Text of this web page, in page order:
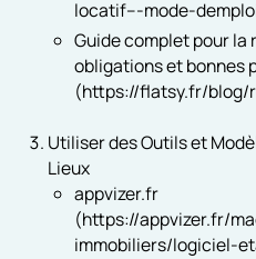
locatif---mode-
Guide complet pour la
obligations et bonnes
(https://flatsy.fr/
Utiliser des Outils et
Lieux
appvizer.fr
(https://appvizer.fr/
immobiliers/logiciel-